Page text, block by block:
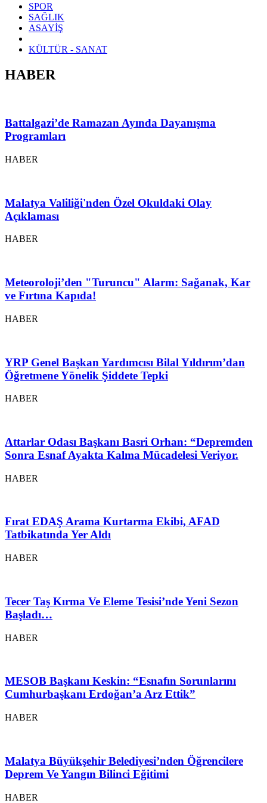
SPOR
SAĞLIK
ASAYİŞ
KÜLTÜR - SANAT
HABER
Battalgazi’de Ramazan Ayında Dayanışma
Programları
HABER
Malatya Valiliği'nden Özel Okuldaki Olay
Açıklaması
HABER
Meteoroloji’den "Turuncu" Alarm: Sağanak, Kar
ve Fırtına Kapıda!
HABER
YRP Genel Başkan Yardımcısı Bilal Yıldırım’dan
Öğretmene Yönelik Şiddete Tepki
HABER
Attarlar Odası Başkanı Basri Orhan: “Depremden
Sonra Esnaf Ayakta Kalma Mücadelesi Veriyor.
HABER
Fırat EDAŞ Arama Kurtarma Ekibi, AFAD
Tatbikatında Yer Aldı
HABER
Tecer Taş Kırma Ve Eleme Tesisi’nde Yeni Sezon
Başladı…
HABER
MESOB Başkanı Keskin: “Esnafın Sorunlarını
Cumhurbaşkanı Erdoğan’a Arz Ettik”
HABER
Malatya Büyükşehir Belediyesi’nden Öğrencilere
Deprem Ve Yangın Bilinci Eğitimi
HABER